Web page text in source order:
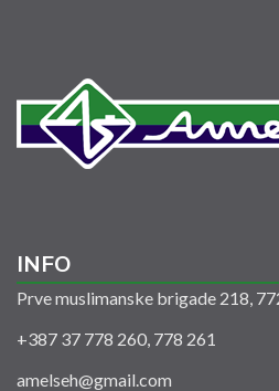
INFO
Prve muslimanske brigade 218,
+387 37 778 260, 778 261
amelseh@gmail.com